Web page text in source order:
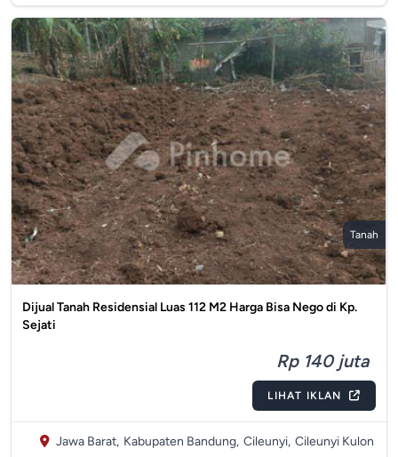
Tanah
Dijual Tanah Residensial Luas 112 M2 Harga Bisa Nego di Kp.
Sejati
Rp 140 juta
LIHAT IKLAN
Jawa Barat, Kabupaten Bandung, Cileunyi, Cileunyi Kulon